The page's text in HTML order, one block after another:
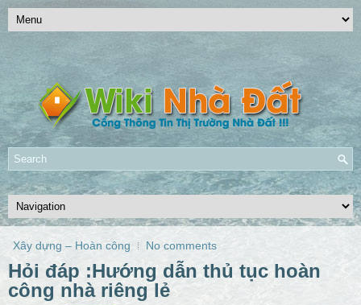
Xây dựng – Hoàn công No comments
Hỏi đáp :Hướng dẫn thủ tục hoàn
công nhà riêng lẻ